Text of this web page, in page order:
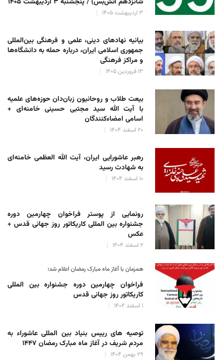
۳ اردیبهشت ۱۴۰۵
بیانیه نهادهای دینی، علمی و فرهنگی بین‌المللی
جمهوری اسلامی ایران، درباره حمله به دانشگاه‌ها
و مراکز فرهنگی
۱۳ فروردین ۱۴۰۵
بیعت طلاب و روحانیون زبان‌دان حوزه‌های علمیه
با آیت الله سید مجتبی حسینی خامنه‌ای +
اسامی امضاءکنندگان
۲۰ اسفند ۱۴۰۴
رهبر عاشورایی ایران، آیت الله العظمی خامنه‌ای
به شهادت رسید
۱۰ اسفند ۱۴۰۴
رونمایی از پوستر فراخوان چهارمین دوره
جشنواره بین المللی کاریکاتور روز جهانی قدس +
عکس
۲ اسفند ۱۴۰۴
همزمان با آغاز ماه مبارک رمضان اعلام شد؛
فراخوان چهارمین دوره جشنواره بین المللی
کاریکاتور روز جهانی قدس
۱ اسفند ۱۴۰۴
توصیه های رییس بنیاد بین المللی عاشوراء به
مردم شریف در آغاز ماه مبارک رمضان ۱۴۴۷
۲۹ بهمن ۱۴۰۴